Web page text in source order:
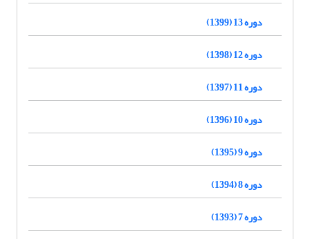
دوره 13 (1399)
دوره 12 (1398)
دوره 11 (1397)
دوره 10 (1396)
دوره 9 (1395)
دوره 8 (1394)
دوره 7 (1393)